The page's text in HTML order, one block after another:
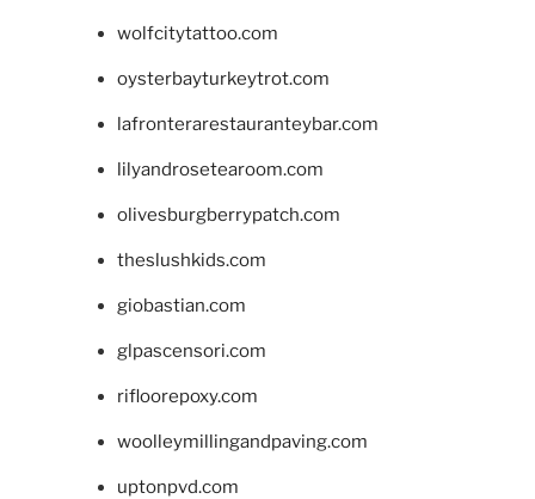
wolfcitytattoo.com
oysterbayturkeytrot.com
lafronterarestauranteybar.com
lilyandrosetearoom.com
olivesburgberrypatch.com
theslushkids.com
giobastian.com
glpascensori.com
rifloorepoxy.com
woolleymillingandpaving.com
uptonpvd.com